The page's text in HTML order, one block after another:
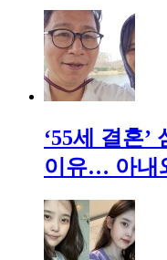
‘55세 결혼’
이유… 아내